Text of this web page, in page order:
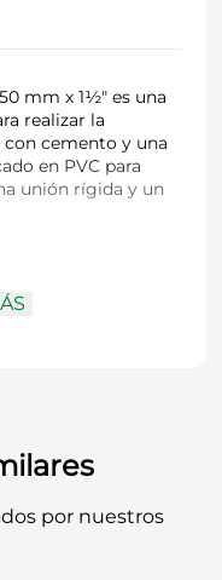
mm x 1½" es una
realizar la
cemento y una
en PVC para
unión rígida y un
usar teflón
por nuestros